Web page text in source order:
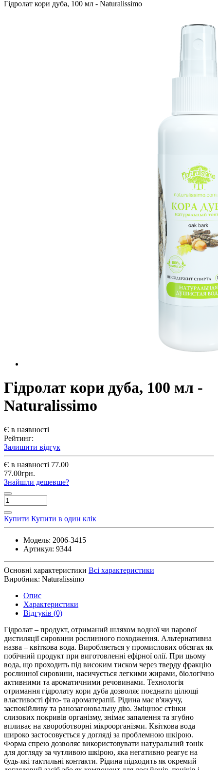
Гідролат кори дуба, 100 мл - Naturalissimo
Гідролат кори дуба, 100 мл -
Naturalissimo
Є в наявності
Рейтинг:
Залишити відгук
Є в наявності 77.00
77.00грн.
Знайшли дешевше?
Купити Купити в один клік
Модель: 2006-3415
Артикул: 9344
Основні характеристики Всі характеристики
Виробник: Naturalissimo
Опис
Характеристики
Відгуків (0)
Гідролат – продукт, отриманий шляхом водної чи парової
дистиляції сировини рослинного походження. Альтернативна
назва – квіткова вода. Виробляється у промислових обсягах як
побічний продукт при виготовленні ефірної олії. При цьому
вода, що проходить під високим тиском через тверду фракцію
рослинної сировини, насичується легкими жирами, біологічно
активними та ароматичними речовинами. Технологія
отримання гідролату кори дуба дозволяє поєднати цілющі
властивості фіто- та ароматерапії. Рідина має в'яжучу,
заспокійливу та ранозагоювальну дію. Зміцнює стінки
слизових покривів організму, знімає запалення та згубно
впливає на хвороботворні мікроорганізми. Квіткова вода
широко застосовується у догляді за проблемною шкірою.
Форма спрею дозволяє використовувати натуральний тонік
для догляду за чутливою шкірою, яка негативно реагує на
будь-які тактильні контакти. Рідина підходить як окремий